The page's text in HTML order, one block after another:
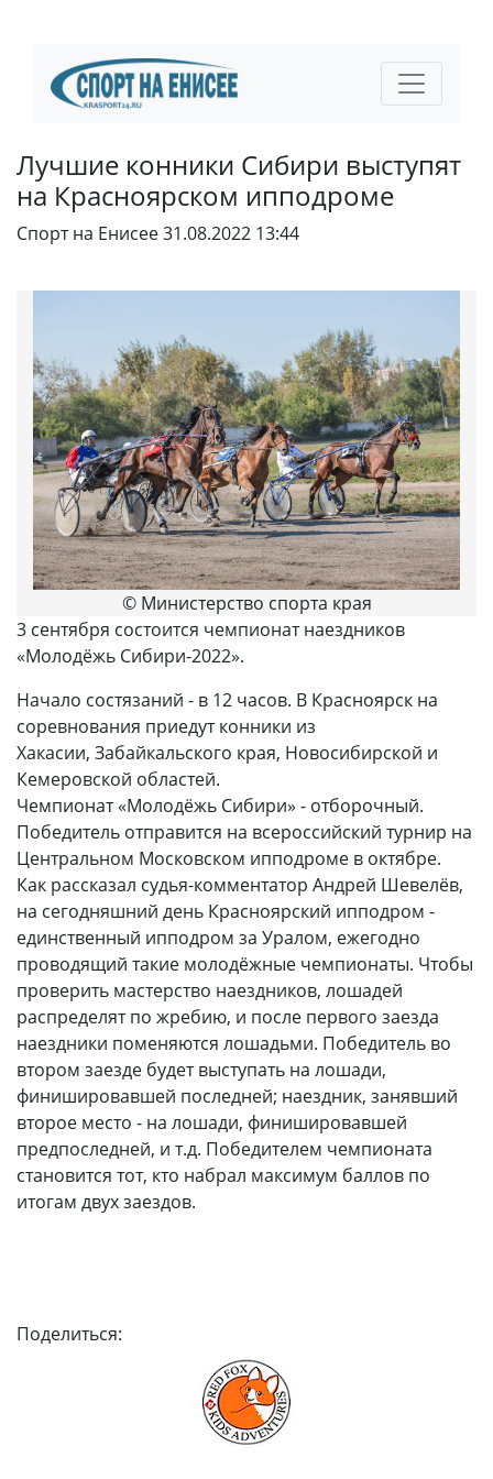
Лучшие конники Сибири выступят
на Красноярском ипподроме
Спорт на Енисее31.08.2022 13:44
© Министерство спорта края
3 сентября состоится чемпионат наездников
«Молодёжь Сибири-2022».
Начало состязаний - в 12 часов. В Красноярск на
соревнования приедут конники из
Хакасии, Забайкальского края, Новосибирской и
Кемеровской областей.
Чемпионат «Молодёжь Сибири» - отборочный.
Победитель отправится на всероссийский турнир на
Центральном Московском ипподроме в октябре.
Как рассказал судья-комментатор Андрей Шевелёв,
на сегодняшний день Красноярский ипподром -
единственный ипподром за Уралом, ежегодно
проводящий такие молодёжные чемпионаты. Чтобы
проверить мастерство наездников, лошадей
распределят по жребию, и после первого заезда
наездники поменяются лошадьми. Победитель во
втором заезде будет выступать на лошади,
финишировавшей последней; наездник, занявший
второе место - на лошади, финишировавшей
предпоследней, и т.д. Победителем чемпионата
становится тот, кто набрал максимум баллов по
итогам двух заездов.
Поделиться: